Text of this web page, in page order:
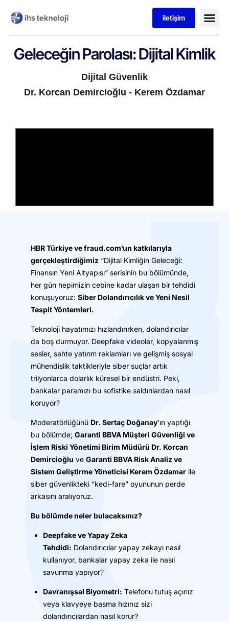
iletişim
Geleceğin Parolası: Dijital Kimlik
Dijital Güvenlik
Dr. Korcan Demircioğlu - Kerem Özdamar
HBR Türkiye ve fraud.com’un katkılarıyla
gerçekleştirdiğimiz “Dijital Kimliğin Geleceği:
Finansın Yeni Altyapısı” serisinin bu bölümünde,
her gün hepimizin cebine kadar ulaşan bir tehdidi
konuşuyoruz: Siber Dolandırıcılık ve Yeni Nesil
Tespit Yöntemleri.
Teknoloji hayatımızı hızlandırırken, dolandırıcılar
da boş durmuyor. Deepfake videolar, kopyalanmış
sesler, sahte yatırım reklamları ve gelişmiş sosyal
mühendislik taktikleriyle siber suçlar artık
trilyonlarca dolarlık küresel bir endüstri. Peki,
bankalar paramızı bu sofistike saldırılardan nasıl
koruyor?
Moderatörlüğünü Dr. Sertaç Doğanay’ın yaptığı
bu bölümde; Garanti BBVA Müşteri Güvenliği ve
İşlem Riski Yönetimi Birim Müdürü Dr. Korcan
Demircioğlu ve Garanti BBVA Risk Analiz ve
Sistem Geliştirme Yöneticisi Kerem Özdamar ile
siber güvenlikteki “kedi-fare” oyununun perde
arkasını aralıyoruz.
Bu bölümde neler bulacaksınız?
Deepfake ve Yapay Zeka
Tehdidi: Dolandırıcılar yapay zekayı nasıl
kullanıyor, bankalar yapay zeka ile nasıl
savunma yapıyor?
Davranışsal Biyometri: Telefonu tutuş açınız
veya klavyeye basma hızınız sizi
dolandırıcılardan nasıl korur?